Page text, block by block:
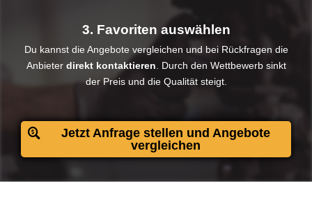
3. Favoriten auswählen
Du kannst die Angebote vergleichen und bei Rückfragen die
Anbieter direkt kontaktieren. Durch den Wettbewerb sinkt
der Preis und die Qualität steigt.​
Jetzt Anfrage stellen und Angebote
vergleichen